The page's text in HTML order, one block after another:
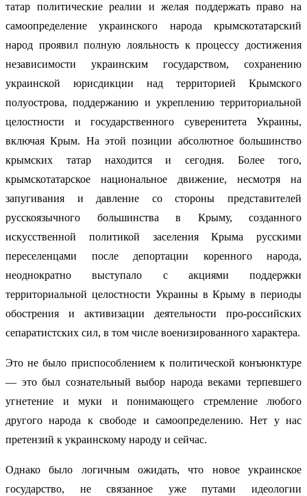
татар политические реалии и желая поддержать право на
самоопределение украинского народа крымскотатарский
народ проявил полную лояльность к процессу достижения
независимости украинским государством, сохранению
украинской юрисдикции над территорией Крымского
полуострова, поддержанию и укреплению территориальной
целостности и государственного суверенитета Украины,
включая Крым. На этой позиции абсолютное большинство
крымских татар находится и сегодня. Более того,
крымскотатарское национальное движение, несмотря на
запугивания и давление со стороны представителей
русскоязычного большинства в Крыму, созданного
искусственной политикой заселения Крыма русскими
переселенцами после депортации коренного народа,
неоднократно выступало с акциями поддержки
территориальной целостности Украины в Крыму в периоды
обострения и активизации деятельности про-российских
сепаратистских сил, в том числе военизированного характера.
Это не было приспособлением к политической конъюнктуре
— это был сознательный выбор народа веками терпевшего
угнетение и муки и понимающего стремление любого
другого народа к свободе и самоопределению. Нет у нас
претензий к украинскому народу и сейчас.
Однако было логичным ожидать, что новое украинское
государство, не связанное уже путами идеологии